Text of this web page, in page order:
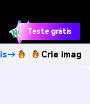
Teste grátis
Crie imagens com